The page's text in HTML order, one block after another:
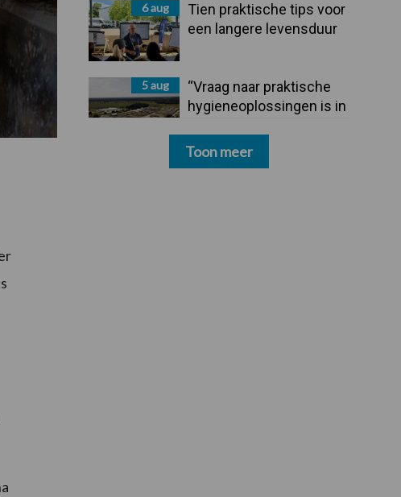
6 aug
Tien praktische tips voor
een langere levensduur
5 aug
“Vraag naar praktische
hygieneoplossingen is in
Toon meer